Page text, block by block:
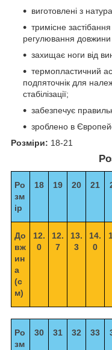
виготовлені з
тримісне
регулювання довжини
захищає ноги від
термопластичний
подпяточнік для
стабілізації;
забезпечує
зроблено в
Розміри: 18-21
Ро
зм
ір
18 19 20 21
До
вж
ин
а
(с
м)
12.
0
12.
7
13.
3
14.
0
Ро
зм
30 31 32 33